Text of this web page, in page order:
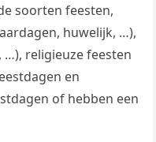
soorten feesten,
huwelijk, …),
religieuze feesten
en
of hebben een